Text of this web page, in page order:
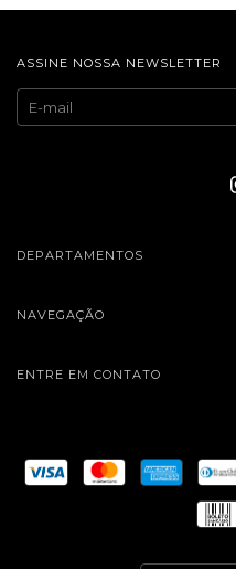
ASSINE NOSSA NEWSLETTER
DEPARTAMENTOS
NAVEGAÇÃO
ENTRE EM CONTATO